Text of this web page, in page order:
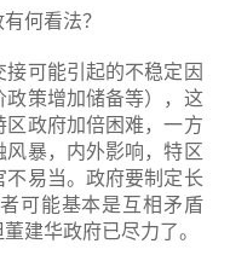
何看法？
可能引起的不稳定因
策增加储备等），这
政府加倍困难，一方
暴，内外影响，特区
易当。政府要制定长
可能基本是互相矛盾
建华政府已尽力了。